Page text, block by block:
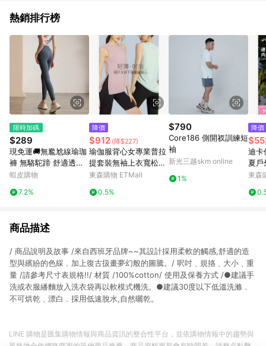
熱銷排行榜
限時加碼
$289
現免運🚚無尷尬線瑜珈
褲 無駱駝蹄 舒適透氣
超彈性 運動長褲 瑜珈
提臀褲 瑜珈 重訓 有氧
蝦皮購物
7.2%
降價
$912 (降$227)
瑜伽服背心女專業普拉
提套裝無袖上衣寬松運
動罩衫健身服跑步秋冬
東森購物 ETMall
0.5%
$790
Core186 側開衩訓練短
袖
新光三越skm online
1%
降價
迪卡
夏戶
透氣
東森
商品描述
/ 商品說明及故事 /來自西班牙品牌~~其設計採用柔軟的觸感,舒適的造
型與繽紛的色綵﹐加上復古扱畫夢幻般的圖騰。/ 呎吋﹑規挌﹑大小﹑重
量 /請參考尺寸表規格!!/ 材質 /100%cotton/ 使用及保養方式 /●建議手
洗或衣服繙麵放入洗衣袋再以軟模式機洗。●建議30度以下低溫洗滌﹐
不可烘乾﹑漂白﹐採用低速脫水,自然曬乾。
LINE 購物是匯集購物情報與商品資訊的整合性平台，並依購物情報中的趨勢與